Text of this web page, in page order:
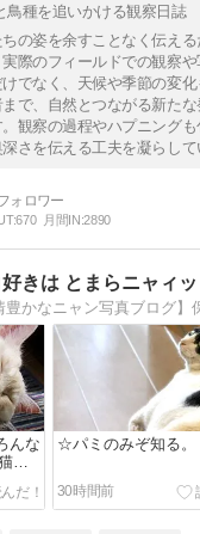
鳥種を追いかける観察日誌
の姿を余すことなく伝え
際のフィールドでの観察
でなく、天候や季節の変
で、自然とつながる新た
観察の過程やハプニング
さを伝える工夫を凝らして
670 月間IN:2890
きは とまらニャィッ
んな
の
☆パミのみぞ知る。
30時間前